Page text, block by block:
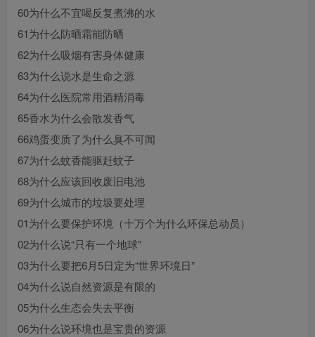
60为什么不宜喝反复煮沸的水
61为什么防晒霜能防晒
62为什么吸烟有害身体健康
63为什么说水是生命之源
64为什么医院常用酒精消毒
65香水为什么会散发香气
66鸡蛋变质了为什么臭不可闻
67为什么蚊香能驱赶蚊子
68为什么应该回收废旧电池
69为什么城市的垃圾要处理
01为什么要保护环境（十万个为什么环保总动员）
02为什么说“只有一个地球”
03为什么要把6月5日定为“世界环境日”
04为什么说自然资源是有限的
05为什么生态会失去平衡
06为什么说环境也是宝贵的资源